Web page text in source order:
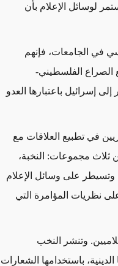
لوسائل الإعلام بأن
في الجامعات، فإنهم
الصراع الفلسطيني-
إسرائيل باعتبارها العدو
في تطبيع العلاقات مع
ثلاث مجموعات: النخبة،
وتسيطر على وسائل الإعلام
نظريات المؤامرة التي
وتنشر النخب
باستخدامها الشعارات